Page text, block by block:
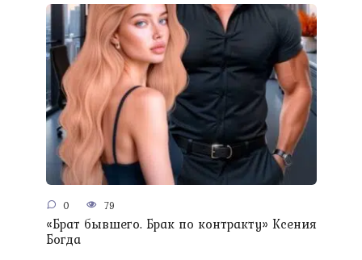
0 79
«Брат бывшего. Брак по контракту» Ксения
Богда